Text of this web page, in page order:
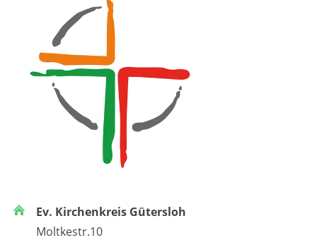
Ev. Kirchenkreis Gütersloh
Moltkestr.10